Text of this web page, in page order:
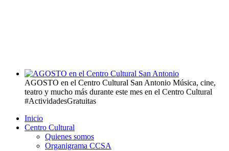
AGOSTO en el Centro Cultural San Antonio Música, cine,
teatro y mucho más durante este mes en el Centro Cultural
#ActividadesGratuitas
Inicio
Centro Cultural
Quienes somos
Organigrama CCSA